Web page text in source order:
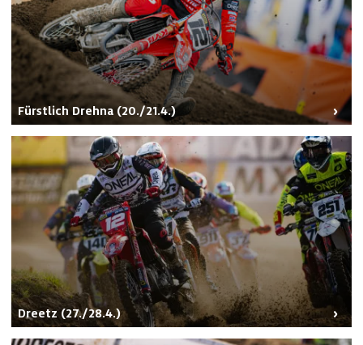
Fürstlich Drehna (20./21.4.)
Dreetz (27./28.4.)